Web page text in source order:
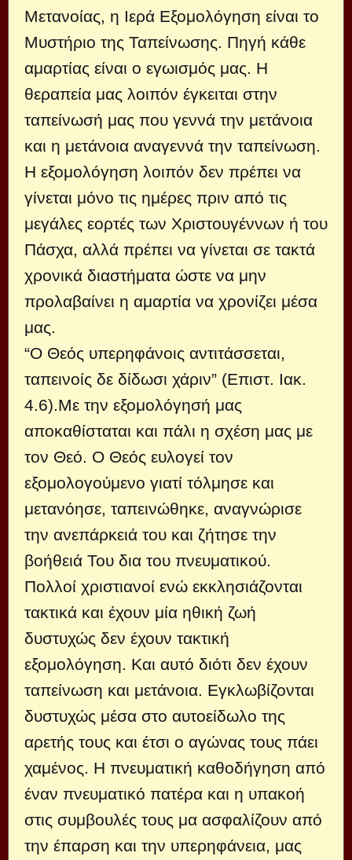
Μετανοίας, η Ιερά Εξομολόγηση είναι το
Μυστήριο της Ταπείνωσης. Πηγή κάθε
αμαρτίας είναι ο εγωισμός μας. Η
θεραπεία μας λοιπόν έγκειται στην
ταπείνωσή μας που γεννά την μετάνοια
και η μετάνοια αναγεννά την ταπείνωση.
Η εξομολόγηση λοιπόν δεν πρέπει να
γίνεται μόνο τις ημέρες πριν από τις
μεγάλες εορτές των Χριστουγέννων ή του
Πάσχα, αλλά πρέπει να γίνεται σε τακτά
χρονικά διαστήματα ώστε να μην
προλαβαίνει η αμαρτία να χρονίζει μέσα
μας.
“Ο Θεός υπερηφάνοις αντιτάσσεται,
ταπεινοίς δε δίδωσι χάριν” (Επιστ. Ιακ.
4.6).Με την εξομολόγησή μας
αποκαθίσταται και πάλι η σχέση μας με
τον Θεό. Ο Θεός ευλογεί τον
εξομολογούμενο γιατί τόλμησε και
μετανόησε, ταπεινώθηκε, αναγνώρισε
την ανεπάρκειά του και ζήτησε την
βοήθειά Του δια του πνευματικού.
Πολλοί χριστιανοί ενώ εκκλησιάζονται
τακτικά και έχουν μία ηθική ζωή
δυστυχώς δεν έχουν τακτική
εξομολόγηση. Και αυτό διότι δεν έχουν
ταπείνωση και μετάνοια. Εγκλωβίζονται
δυστυχώς μέσα στο αυτοείδωλο της
αρετής τους και έτσι ο αγώνας τους πάει
χαμένος. Η πνευματική καθοδήγηση από
έναν πνευματικό πατέρα και η υπακοή
στις συμβουλές τους μα ασφαλίζουν από
την έπαρση και την υπερηφάνεια, μας